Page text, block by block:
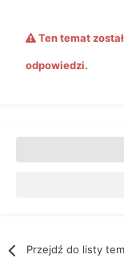
Ten temat
odpowiedzi.
Przejdź do listy